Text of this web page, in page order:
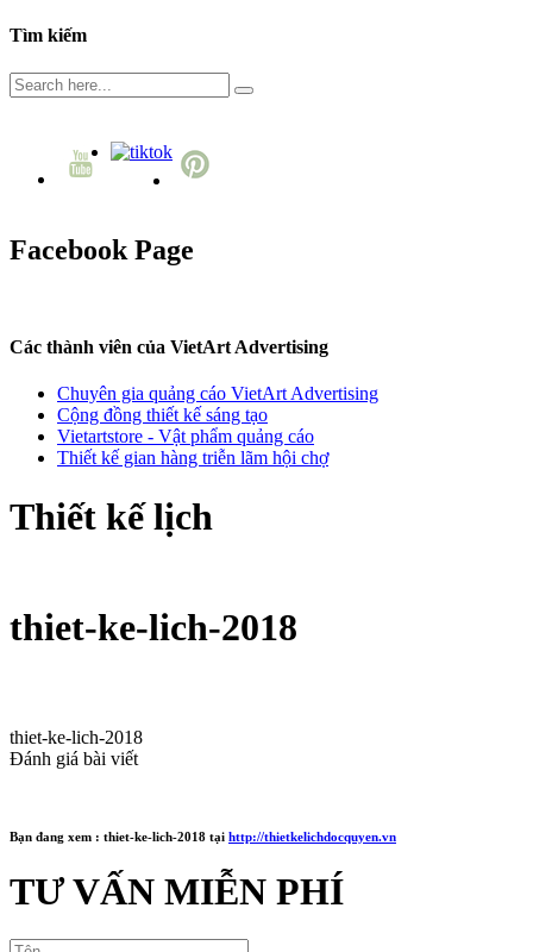
Tìm kiếm
Facebook Page
Các thành viên của VietArt Advertising
Chuyên gia quảng cáo VietArt Advertising
Cộng đồng thiết kế sáng tạo
Vietartstore - Vật phẩm quảng cáo
Thiết kế gian hàng triễn lãm hội chợ
Thiết kế lịch
thiet-ke-lich-2018
thiet-ke-lich-2018
Đánh giá bài viết
Bạn đang xem : thiet-ke-lich-2018 tại http://thietkelichdocquyen.vn
TƯ VẤN MIỄN PHÍ